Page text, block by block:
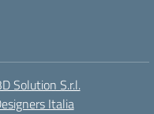
Solution S.r.l.
Italia